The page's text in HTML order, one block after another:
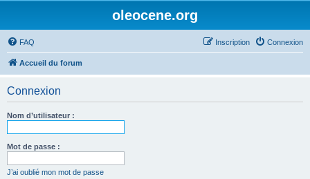
oleocene.org
FAQ Connexion
Inscription
Accueil du forum
Connexion
Nom d’utilisateur :
Mot de passe :
J’ai oublié mon mot de passe